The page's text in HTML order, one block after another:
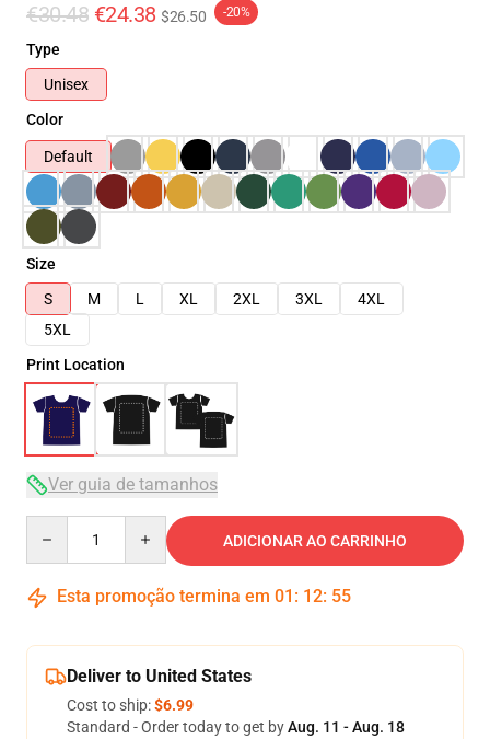
€30.48 €24.38 $26.50 -20%
Type
Unisex
Color
Default
Size
S
M L XL 2XL 3XL
4XL
5XL
Print Location
Ver guia de tamanhos
ADICIONAR AO CARRINHO
Esta promoção termina em 01 : 12: 54
Deliver to United States
Cost to ship:$6.99
Standard - Order today to get byAug. 11 - Aug. 18